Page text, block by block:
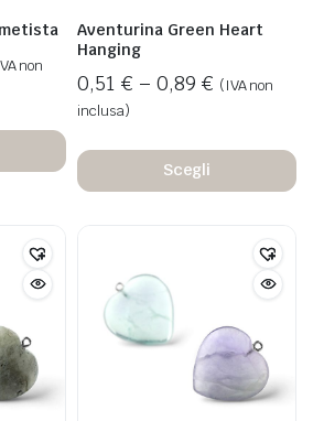
non
Aventurina Green Heart
Hanging
0,51 € – 0,89 € (IVA non
inclusa)
Scegli